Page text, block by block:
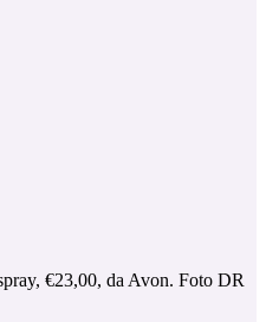
€23,00, da Avon. Foto DR